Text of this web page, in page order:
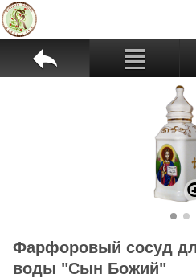
b c
Фарфоровый сосуд
воды "Сын Божий"